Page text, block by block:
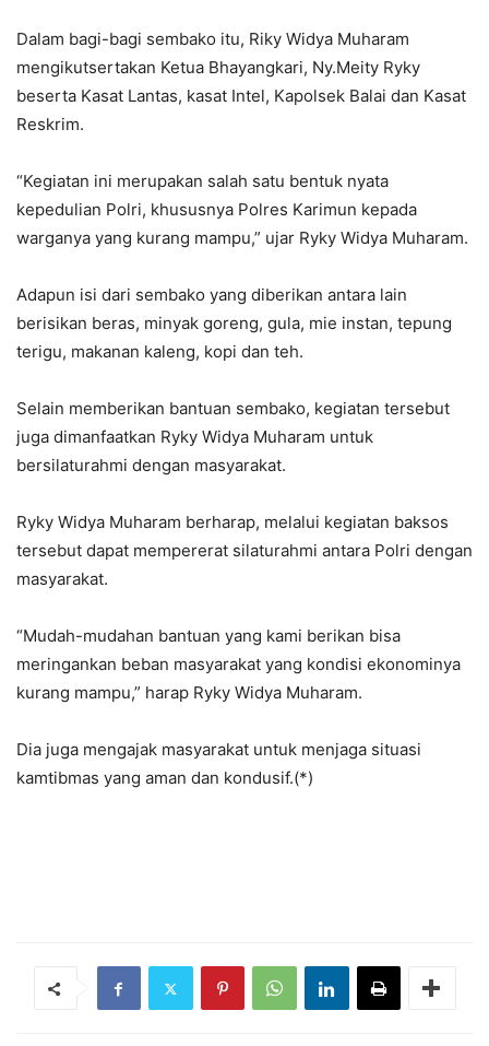
Dalam bagi-bagi sembako itu, Riky Widya Muharam
mengikutsertakan Ketua Bhayangkari, Ny.Meity Ryky
beserta Kasat Lantas, kasat Intel, Kapolsek Balai dan Kasat
Reskrim.
“Kegiatan ini merupakan salah satu bentuk nyata
kepedulian Polri, khususnya Polres Karimun kepada
warganya yang kurang mampu,” ujar Ryky Widya Muharam.
Adapun isi dari sembako yang diberikan antara lain
berisikan beras, minyak goreng, gula, mie instan, tepung
terigu, makanan kaleng, kopi dan teh.
Selain memberikan bantuan sembako, kegiatan tersebut
juga dimanfaatkan Ryky Widya Muharam untuk
bersilaturahmi dengan masyarakat.
Ryky Widya Muharam berharap, melalui kegiatan baksos
tersebut dapat mempererat silaturahmi antara Polri dengan
masyarakat.
“Mudah-mudahan bantuan yang kami berikan bisa
meringankan beban masyarakat yang kondisi ekonominya
kurang mampu,” harap Ryky Widya Muharam.
Dia juga mengajak masyarakat untuk menjaga situasi
kamtibmas yang aman dan kondusif.(*)